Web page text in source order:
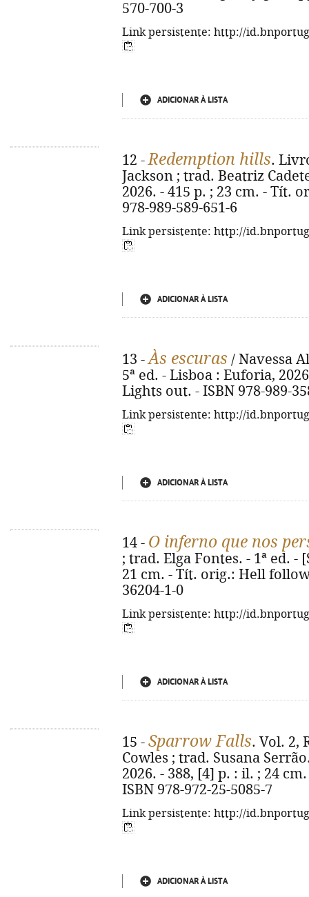
570-700-3
Link persistente: http://
ADICIONAR À LISTA
12 -Redemption hills.
Jackson ; trad. Beatriz
2026. - 415 p. ; 23 cm. - Tít.
978-989-589-651-6
Link persistente: http://
ADICIONAR À LISTA
13 -Às escuras / Navessa
5ª ed. - Lisboa : Euforia,
Lights out. - ISBN 978-989-
Link persistente: http://
ADICIONAR À LISTA
14 - O inferno que nos
; trad. Elga Fontes. - 1ª ed. -
21 cm. - Tít. orig.: Hell
36204-1-0
Link persistente: http://
ADICIONAR À LISTA
15 - Sparrow Falls. Vol. 2,
Cowles ; trad. Susana
2026. - 388, [4] p. : il. ; 24
ISBN 978-972-25-5085-7
Link persistente: http://
ADICIONAR À LISTA